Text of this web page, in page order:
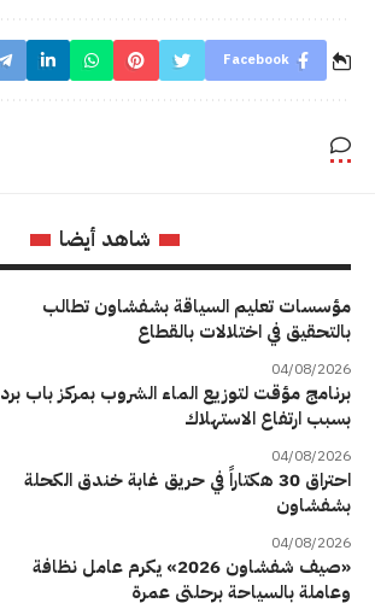
Facebook
شاهد أيضا
مؤسسات تعليم السياقة بشفشاون تطالب
بالتحقيق في اختلالات بالقطاع
04/08/2026
برنامج مؤقت لتوزيع الماء الشروب بمركز باب برد
بسبب ارتفاع الاستهلاك
04/08/2026
احتراق 30 هكتاراً في حريق غابة خندق الكحلة
بشفشاون
04/08/2026
«صيف شفشاون 2026» يكرم عامل نظافة
وعاملة بالسياحة برحلتي عمرة